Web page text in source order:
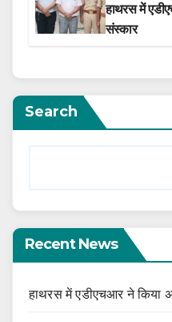
हाथरस में
संस्कार
Search
Recent News
हाथरस में एडीएचआर ने किया